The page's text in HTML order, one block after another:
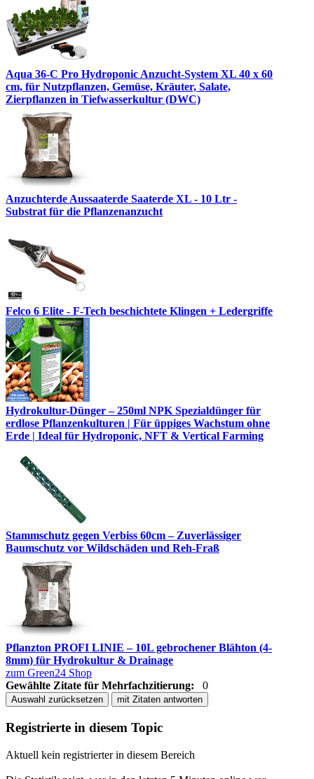
Aqua 36-C Pro Hydroponic Anzucht-System XL 40 x 60
cm, für Nutzpflanzen, Gemüse, Kräuter, Salate,
Zierpflanzen in Tiefwasserkultur (DWC)
Anzuchterde Aussaaterde Saaterde XL - 10 Ltr -
Substrat für die Pflanzenanzucht
Felco 6 Elite - F-Tech beschichtete Klingen + Ledergriffe
Hydrokultur-Dünger – 250ml NPK Spezialdünger für
erdlose Pflanzenkulturen | Für üppiges Wachstum ohne
Erde | Ideal für Hydroponic, NFT & Vertical Farming
Stammschutz gegen Verbiss 60cm – Zuverlässiger
Baumschutz vor Wildschäden und Reh-Fraß
Pflanzton PROFI LINIE – 10L gebrochener Blähton (4-
8mm) für Hydrokultur & Drainage
zum Green24 Shop
Gewählte Zitate für Mehrfachzitierung:
0
Auswahl zurücksetzen mit Zitaten antworten
Registrierte in diesem Topic
Aktuell kein registrierter in diesem Bereich